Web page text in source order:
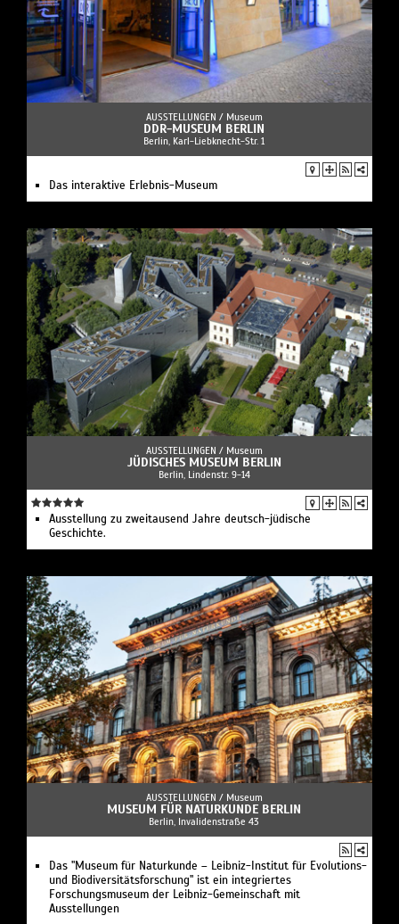
AUSSTELLUNGEN / Museum
DDR-MUSEUM BERLIN
Berlin, Karl-Liebknecht-Str. 1
Das interaktive Erlebnis-Museum
AUSSTELLUNGEN / Museum
JÜDISCHES MUSEUM BERLIN
Berlin, Lindenstr. 9-14
Ausstellung zu zweitausend Jahre deutsch-jüdische
Geschichte.
AUSSTELLUNGEN / Museum
MUSEUM FÜR NATURKUNDE BERLIN
Berlin, Invalidenstraße 43
Das "Museum für Naturkunde – Leibniz-Institut für Evolutions-
und Biodiversitätsforschung" ist ein integriertes
Forschungsmuseum der Leibniz-Gemeinschaft mit
Ausstellungen